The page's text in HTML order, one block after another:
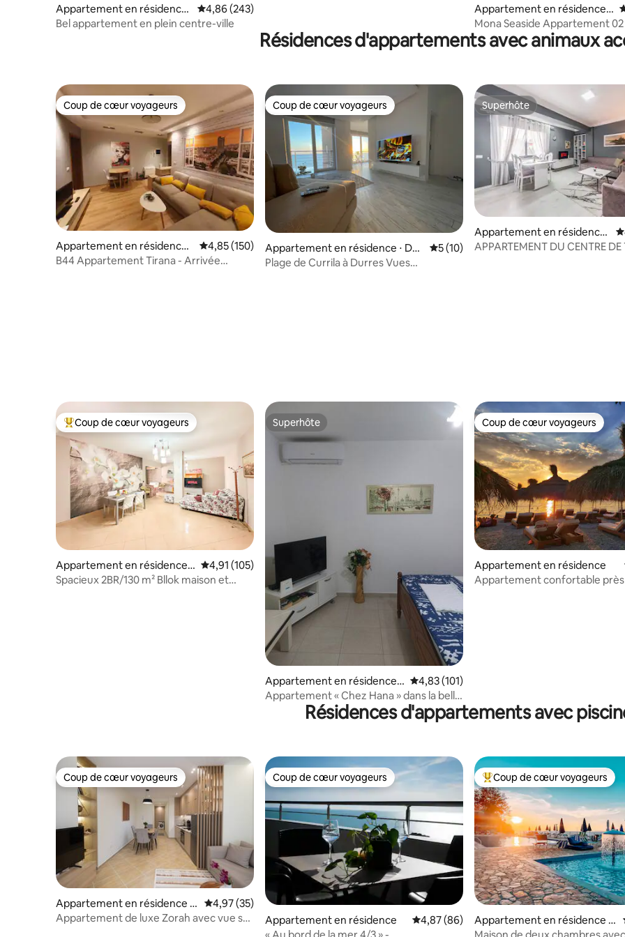
Appartement en résidence
⋅ Shkodër
Évaluation moyenne sur la base de 243 commentaires : 4,86 sur 5
4,86 (243)
Bel appartement en plein centre-ville
Appartement en résidence ⋅
Durrës
Mona Seaside Appartement
Résidences d'appartements avec animaux
Coup de cœur voyageurs
Coup de cœur voyageurs
Appartement en résidence ⋅
Tiranë
Évaluation moyenne sur la base de 150 commentaires : 4,85 sur 5
4,85 (150)
B44 Appartement Tirana - Arrivée
Coup de cœur voyageurs
Coup de cœur voyageurs
Appartement en résidence ⋅ Dur
rës
Évaluation moyenne sur la base de 10
5 (10)
Plage de Currila à Durres Vues
Superhôte
Superhôte
Appartement en résidence
⋅ Tiranë
APPARTEMENT DU CENTRE
Coups de cœur voyageurs les plus appréciés
Coup de cœur voyageurs
Appartement en résidence ⋅
Tiranë
Évaluation moyenne sur la base de 105 commentaires : 4,91 sur 5
4,91 (105)
Spacieux 2BR/130 m² Bllok maison et
Superhôte
Superhôte
Appartement en résidence ⋅
Përmet
Évaluation moyenne sur la base de 101
4,83 (101)
Appartement « Chez Hana » dans la belle
ville de Permet
Coup de cœur voyageurs
Coup de cœur voyageurs
Appartement en résidence
Appartement confortable près
Résidences d'appartements avec
Coup de cœur voyageurs
Coup de cœur voyageurs
Appartement en résidence ⋅
Vlorë
Évaluation moyenne sur la base de 35 commentaires : 4,97 sur 5
4,97 (35)
Appartement de luxe Zorah avec vue sur
Coup de cœur voyageurs
Coup de cœur voyageurs
Appartement en résidence Évaluation moyenne sur la base de 86
4,87 (86)
Coups de cœur voyageurs les
Coup de cœur voyageurs
Appartement en résidence ⋅
Vlorë